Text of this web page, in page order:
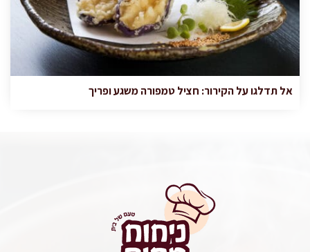
אל תדלגו על הקירור: חציל טמפורה משגע ופריך